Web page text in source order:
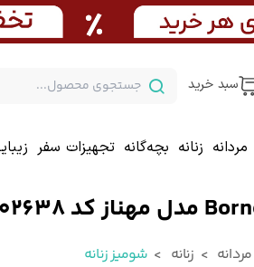
سبد خرید
مردانه زنانه بچه‌گانه تجهیزات سفر
زنانه شومیز زنانه